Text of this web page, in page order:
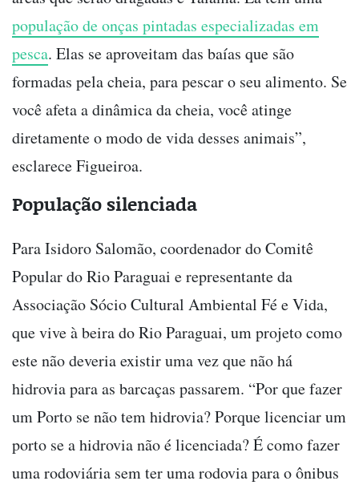
população de onças pintadas especializadas em
pesca. Elas se aproveitam das baías que são
formadas pela cheia, para pescar o seu alimento. Se
você afeta a dinâmica da cheia, você atinge
diretamente o modo de vida desses animais”,
esclarece Figueiroa.
População silenciada
Para Isidoro Salomão, coordenador do Comitê
Popular do Rio Paraguai e representante da
Associação Sócio Cultural Ambiental Fé e Vida,
que vive à beira do Rio Paraguai, um projeto como
este não deveria existir uma vez que não há
hidrovia para as barcaças passarem. “Por que fazer
um Porto se não tem hidrovia? Porque licenciar um
porto se a hidrovia não é licenciada? É como fazer
uma rodoviária sem ter uma rodovia para o ônibus